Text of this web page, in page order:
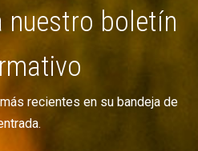
nuestro boletín
recientes en su bandeja de